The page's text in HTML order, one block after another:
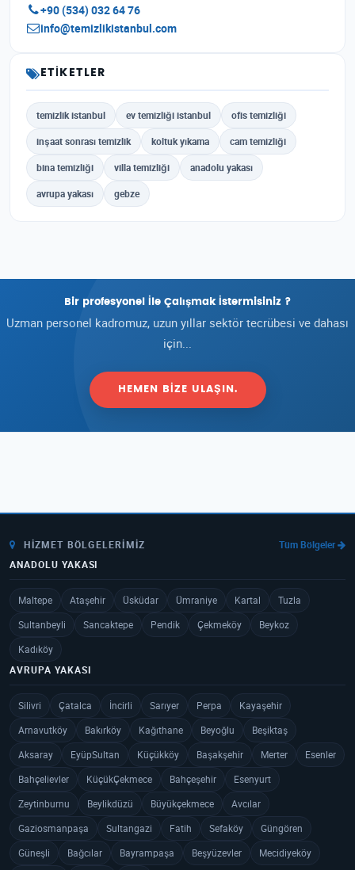
+90 (534) 032 64 76
info@temizlikistanbul.com
ETIKETLER
temizlik istanbul ev temizliği istanbul ofis temizliği
inşaat sonrası temizlik koltuk yıkama cam temizliği
bina temizliği villa temizliği anadolu yakası
avrupa yakası gebze
Bir profesyonel İle Çalışmak İstermisiniz ?
Uzman personel kadromuz, uzun yıllar sektör tecrübesi ve dahası
için...
HEMEN BIZE ULAŞIN.
HIZMET BÖLGELERIMIZ
Tüm Bölgeler
ANADOLU YAKASI
Maltepe Ataşehir Üsküdar Ümraniye Kartal
Tuzla
Sultanbeyli
Sancaktepe Pendik Çekmeköy
Beykoz
Kadıköy
AVRUPA YAKASI
Silivri Çatalca İncirli Sarıyer Perpa
Kayaşehir
Arnavutköy
Bakırköy Kağıthane Beyoğlu
Beşiktaş
Aksaray
EyüpSultan Küçükköy Başakşehir Merter
Esenler
Bahçelievler
KüçükÇekmece Bahçeşehir
Esenyurt
Zeytinburnu
Beylikdüzü Büyükçekmece
Avcılar
Gaziosmanpaşa
Sultangazi Fatih Sefaköy
Güngören
Güneşli
Bağcılar Bayrampaşa Beşyüzevler
Mecidiyeköy